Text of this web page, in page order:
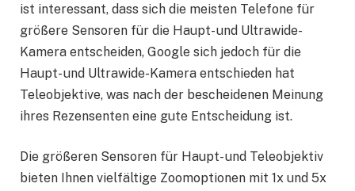
ist interessant, dass sich die meisten Telefone für
größere Sensoren für die Haupt- und Ultrawide-
Kamera entscheiden, Google sich jedoch für die
Haupt- und Ultrawide-Kamera entschieden hat
Teleobjektive, was nach der bescheidenen Meinung
ihres Rezensenten eine gute Entscheidung ist.
Die größeren Sensoren für Haupt- und Teleobjektiv
bieten Ihnen vielfältige Zoomoptionen mit 1x und 5x